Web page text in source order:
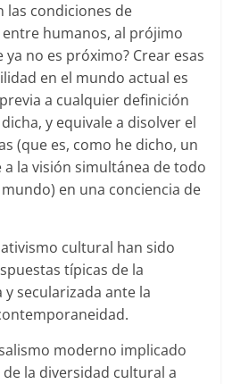
las condiciones de
humanos, al prójimo
no es próximo? Crear esas
en el mundo actual es
a cualquier definición
y equivale a disolver el
(que es, como he dicho, un
la visión simultánea de todo
en una conciencia de
cultural han sido
típicas de la
secularizada ante la
moderno implicado
la diversidad cultural a